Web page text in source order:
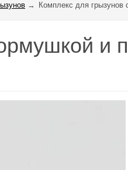
→ Комплекс для грызунов
и